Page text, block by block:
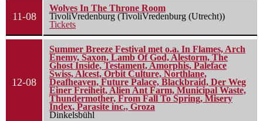
11-08
Wolves In The Throne Room
TivoliVredenburg (TivoliVredenburg (Utrecht))
Tickets
12-08
Summer Breeze Festival met o.a. In Flames, Arch
Enemy, Saxon, Lamb Of God, Alestorm, The
Ghost Inside, Testament, Amorphis, Paleface
Swiss, Alcest, Orbit Culture, Northlane,
Deafheaven, Future Palace, Blackbraid, Der Weg
Einer Freiheit, Alien Ant Farm, Municipal Waste,
Thundermother, From Fall To Spring, Misery
Index, Parasite inc., Groza
Dinkelsbühl